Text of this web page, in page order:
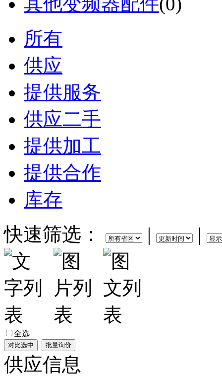
所有
供应
提供服务
供应二手
提供加工
提供合作
库存
快速筛选：
| |
全选
供应信息